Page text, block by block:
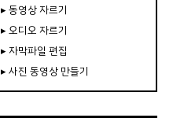
▸ 동영상 자르기
▸ 오디오 자르기
▸ 자막파일 편집
▸ 사진 동영상 만들기